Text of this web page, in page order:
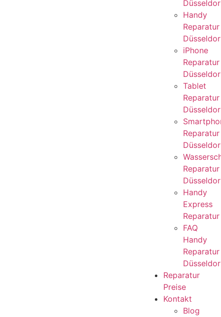
Handy
Reparatur
iPhone
Reparatur
Tablet
Reparatur
Reparatur
Reparatur
Handy
Express
Reparatur
FAQ
Handy
Reparatur
Reparatur
Preise
Kontakt
Blog